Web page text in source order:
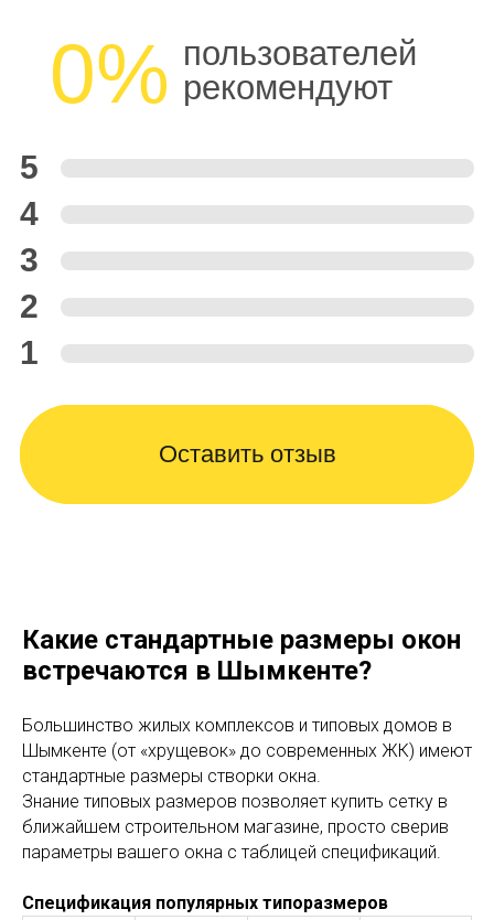
0% пользователей
рекомендуют
5
4
3
2
1
Оставить отзыв
Какие стандартные размеры окон
встречаются в Шымкенте?
Большинство жилых комплексов и типовых домов в
Шымкенте (от «хрущевок» до современных ЖК) имеют
стандартные размеры створки окна.
Знание типовых размеров позволяет купить сетку в
ближайшем строительном магазине, просто сверив
параметры вашего окна с таблицей спецификаций.
Спецификация популярных типоразмеров